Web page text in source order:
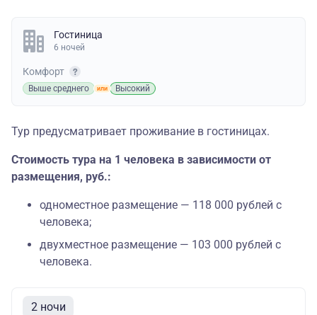
Гостиница
6 ночей
Комфорт
Выше среднего Высокий
Тур предусматривает проживание в гостиницах.
Стоимость тура на 1 человека в зависимости от
размещения, руб.:
одноместное размещение — 118 000 рублей с
человека;
двухместное размещение — 103 000 рублей с
человека.
2 ночи